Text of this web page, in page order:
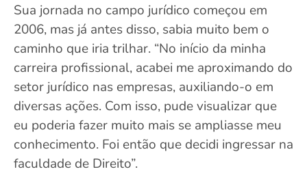
Sua jornada no campo jurídico começou em
2006, mas já antes disso, sabia muito bem o
caminho que iria trilhar. “No início da minha
carreira profissional, acabei me aproximando do
setor jurídico nas empresas, auxiliando-o em
diversas ações. Com isso, pude visualizar que
eu poderia fazer muito mais se ampliasse meu
conhecimento. Foi então que decidi ingressar na
faculdade de Direito”.